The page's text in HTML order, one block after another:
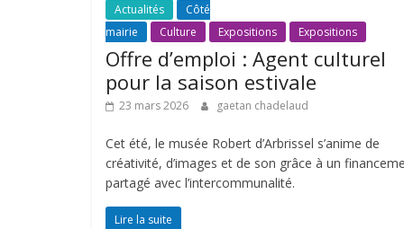
Actualités
Côté
mairie
Culture Expositions Expositions
Offre d’emploi : Agent culturel
pour la saison estivale
23 mars 2026 gaetan chadelaud
Cet été, le musée Robert d’Arbrissel s’anime de
créativité, d’images et de son grâce à un
partagé avec l’intercommunalité.
Lire la suite